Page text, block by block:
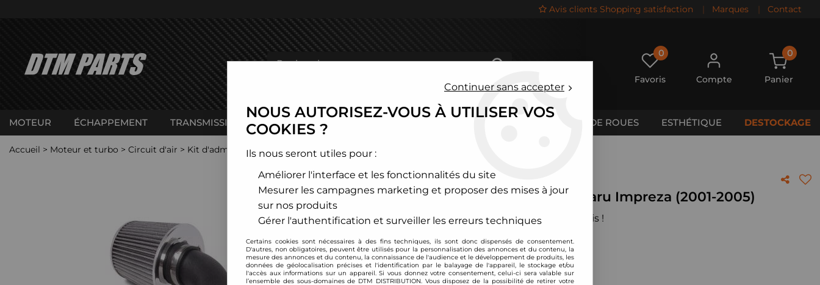
Avis clients Shopping satisfaction | Marques | Contact
0
Favoris Compte
0
Panier
MOTEUR ÉCHAPPEMENT TRANSMISSION CHÂSSIS CALES DE ROUES ESTHÉTIQUE DESTOCKAGE
Accueil > Moteur et turbo > Circuit d'air > Kit d'admission directe >Subaru >Kit d'admission direct Subaru Impreza (2001-2005)
Japspeed
Kit d'admission direct Subaru Impreza (2001-2005)
Soyez le premier à donner votre avis !
199,00 €TTC
Réf. :KTSUB-NEWAGE-SHORTRA
Continuer sans accepter
NOUS AUTORISEZ-VOUS À UTILISER VOS
COOKIES ?
Ils nous seront utiles pour :
Améliorer l'interface et les fonctionnalités du site
Mesurer les campagnes marketing et proposer des mises à jour
sur nos produits
Gérer l'authentification et surveiller les erreurs techniques
Certains cookies sont nécessaires à des fins techniques, ils sont donc dispensés de consentement.
D'autres, non obligatoires, peuvent être utilisés pour la personnalisation des annonces et du contenu, la
mesure des annonces et du contenu, la connaissance de l'audience et le développement de produits, les
données de géolocalisation précises et l'identification par le balayage de l'appareil, le stockage et/ou
l'accès aux informations sur un appareil. Si vous donnez votre consentement, celui-ci sera valable sur
l’ensemble des sous-domaines de DTM DISTRIBUTION. Vous disposez de la possibilité de retirer votre